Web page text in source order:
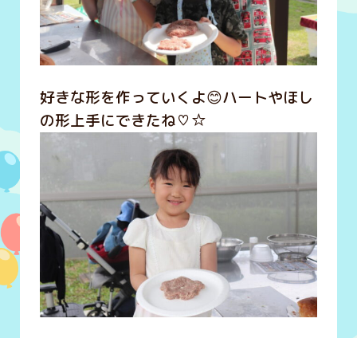
好きな形を作っていくよ😊ハートやほし
の形上手にできたね♡☆